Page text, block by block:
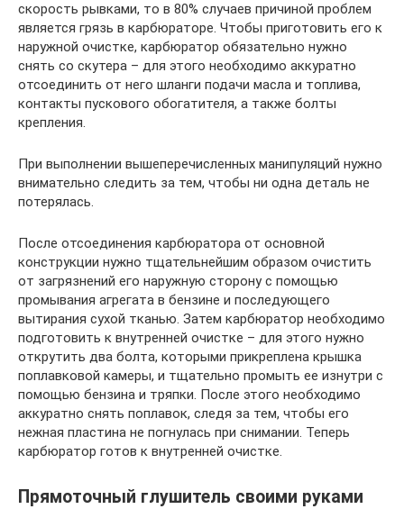
скорость рывками, то в 80% случаев причиной проблем
является грязь в карбюраторе. Чтобы приготовить его к
наружной очистке, карбюратор обязательно нужно
снять со скутера – для этого необходимо аккуратно
отсоединить от него шланги подачи масла и топлива,
контакты пускового обогатителя, а также болты
крепления.
При выполнении вышеперечисленных манипуляций нужно
внимательно следить за тем, чтобы ни одна деталь не
потерялась.
После отсоединения карбюратора от основной
конструкции нужно тщательнейшим образом очистить
от загрязнений его наружную сторону с помощью
промывания агрегата в бензине и последующего
вытирания сухой тканью. Затем карбюратор необходимо
подготовить к внутренней очистке – для этого нужно
открутить два болта, которыми прикреплена крышка
поплавковой камеры, и тщательно промыть ее изнутри с
помощью бензина и тряпки. После этого необходимо
аккуратно снять поплавок, следя за тем, чтобы его
нежная пластина не погнулась при снимании. Теперь
карбюратор готов к внутренней очистке.
Прямоточный глушитель своими руками